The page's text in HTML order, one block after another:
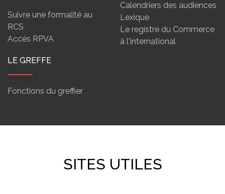
Suivre une formalité au
RCS
Accès RPVA
Calendriers des audiences
Lexique
Le registre du Commerce
à l'international
LE GREFFE
Fonctions du greffier
SITES UTILES